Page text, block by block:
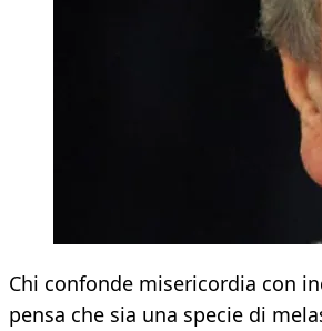
Chi confonde misericordia con
pensa che sia una specie di